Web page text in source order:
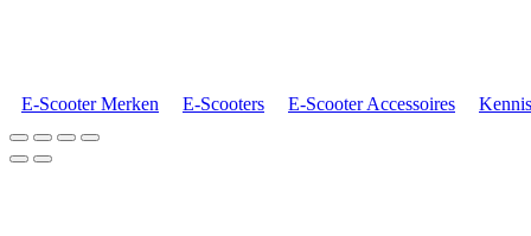
E-Scooter Merken E-Scooters E-Scooter Accessoires